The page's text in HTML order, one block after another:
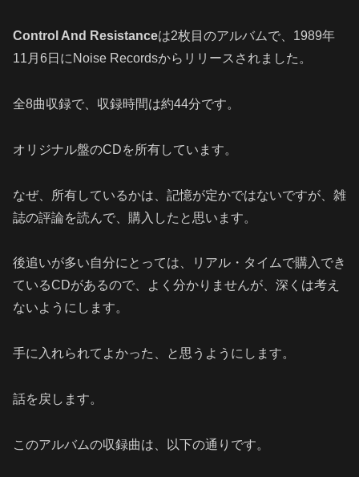
Control And Resistanceは2枚目のアルバムで、1989年
11月6日にNoise Recordsからリリースされました。
全8曲収録で、収録時間は約44分です。
オリジナル盤のCDを所有しています。
なぜ、所有しているかは、記憶が定かではないですが、雑
誌の評論を読んで、購入したと思います。
後追いが多い自分にとっては、リアル・タイムで購入でき
ているCDがあるので、よく分かりませんが、深くは考え
ないようにします。
手に入れられてよかった、と思うようにします。
話を戻します。
このアルバムの収録曲は、以下の通りです。